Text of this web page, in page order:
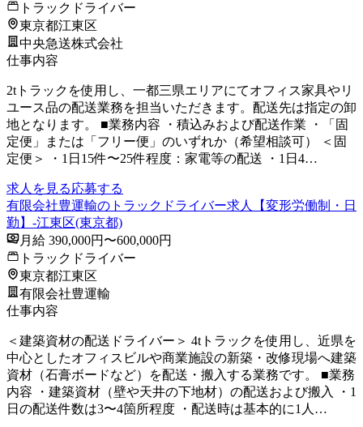
トラックドライバー
東京都江東区
中央急送株式会社
仕事内容
2tトラックを使用し、一都三県エリアにてオフィス家具やリ
ユース品の配送業務を担当いただきます。配送先は指定の卸
地となります。 ■業務内容 ・積込みおよび配送作業 ・「固
定便」または「フリー便」のいずれか（希望相談可） ＜固
定便＞ ・1日15件〜25件程度：家電等の配送 ・1日4…
求人を見る応募する
有限会社豊運輸のトラックドライバー求人【変形労働制・日
勤】-江東区(東京都)
月給 390,000円〜600,000円
トラックドライバー
東京都江東区
有限会社豊運輸
仕事内容
＜建築資材の配送ドライバー＞ 4tトラックを使用し、近県を
中心としたオフィスビルや商業施設の新築・改修現場へ建築
資材（石膏ボードなど）を配送・搬入する業務です。 ■業務
内容 ・建築資材（壁や天井の下地材）の配送および搬入 ・1
日の配送件数は3〜4箇所程度 ・配送時は基本的に1人…